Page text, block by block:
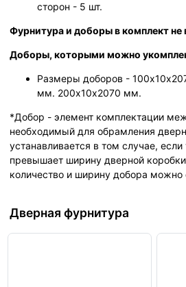
сторон - 5 шт.
Фурнитура и доборы в комплект не
Доборы, которыми можно
Размеры доборов -
мм. 200x10х2070 мм.
*Добор - элемент комплектации
необходимый для обрамления
устанавливается в том случае,
превышает ширину дверной
количество и ширину добора
Дверная фурнитура